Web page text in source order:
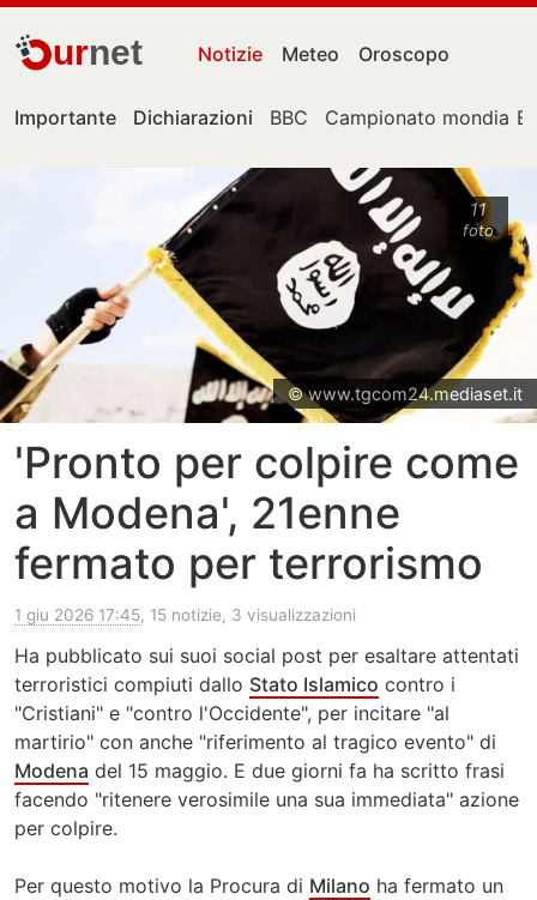
urnet Notizie Meteo Oroscopo
Importante Dichiarazioni BBC Campionato mondiale
11
foto
© www.tgcom24.mediaset.it
'Pronto per colpire come
a Modena', 21enne
fermato per terrorismo
1 giu 2026 17:45, 15 notizie, 3 visualizzazioni
Ha pubblicato sui suoi social post per esaltare attentati
terroristici compiuti dallo Stato Islamico contro i
"Cristiani" e "contro l'Occidente", per incitare "al
martirio" con anche "riferimento al tragico evento" di
Modena del 15 maggio. E due giorni fa ha scritto frasi
facendo "ritenere verosimile una sua immediata" azione
per colpire.
Per questo motivo la Procura di Milano ha fermato un